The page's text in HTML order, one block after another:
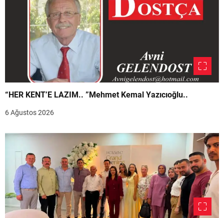
“HER KENT’E LAZIM.. ”Mehmet Kemal Yazıcıoğlu..
6 Ağustos 2026